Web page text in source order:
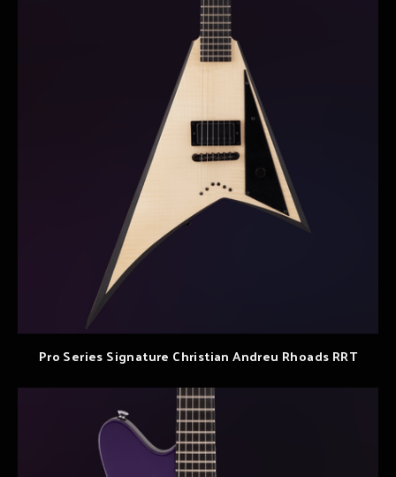
Pro Series Signature Christian Andreu Rhoads RRT